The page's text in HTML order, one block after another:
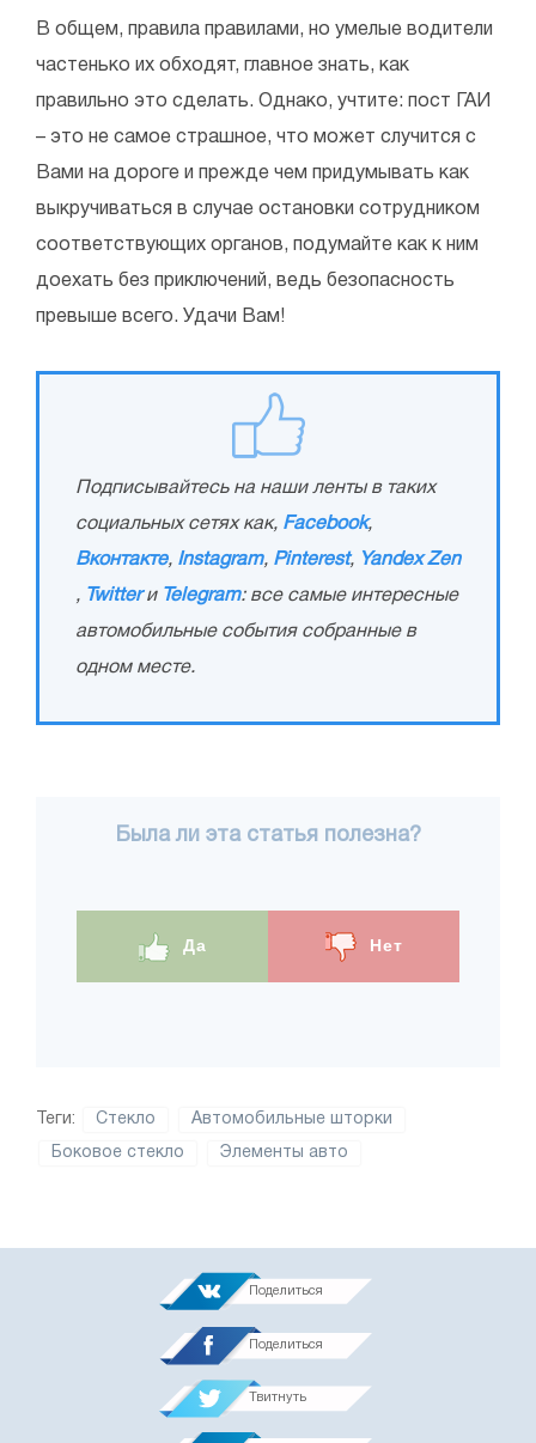
В общем, правила правилами, но умелые водители
частенько их обходят, главное знать, как
правильно это сделать. Однако, учтите: пост ГАИ
– это не самое страшное, что может случится с
Вами на дороге и прежде чем придумывать как
выкручиваться в случае остановки сотрудником
соответствующих органов, подумайте как к ним
доехать без приключений, ведь безопасность
превыше всего. Удачи Вам!
Подписывайтесь на наши ленты в таких
социальных сетях как, Facebook,
Вконтакте, Instagram, Pinterest, Yandex Zen
, Twitterи Telegram: все самые интересные
автомобильные события собранные в
одном месте.
Была ли эта статья полезна?
Да Нет
Теги: Стекло Автомобильные шторки
Боковое стекло Элементы авто
Поделиться
Поделиться
Твитнуть